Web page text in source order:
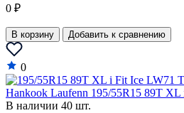
Volkswagen
0 ₽
В корзину Добавить к сравнению
0
Hankook Laufenn 195/55R15 89T
В наличии 40 шт.